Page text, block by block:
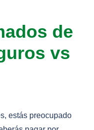
de
vs
estás preocupado